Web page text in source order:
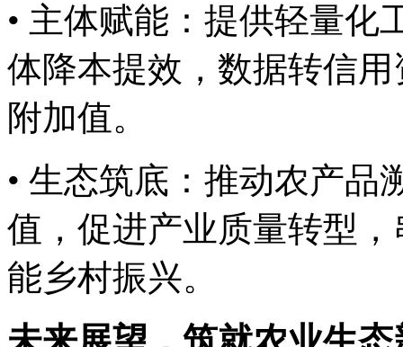
• 主体赋能：提供轻量化
体降本提效，数据转信
附加值。
• 生态筑底：推动农产
值，促进产业质量转型
能乡村振兴。